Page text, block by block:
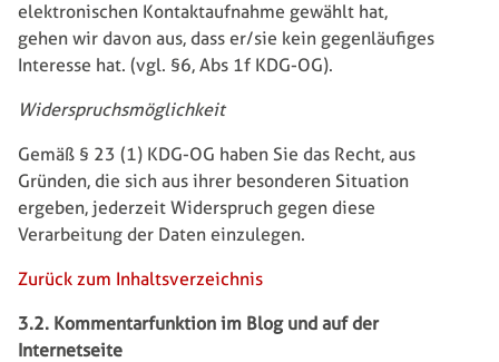
elektronischen Kontaktaufnahme gewählt hat,
gehen wir davon aus, dass er/sie kein gegenläufiges
Interesse hat. (vgl. §6, Abs 1f KDG-OG).
Widerspruchsmöglichkeit
Gemäß § 23 (1) KDG-OG haben Sie das Recht, aus
Gründen, die sich aus ihrer besonderen Situation
ergeben, jederzeit Widerspruch gegen diese
Verarbeitung der Daten einzulegen.
Zurück zum Inhaltsverzeichnis
3.2. Kommentarfunktion im Blog und auf der
Internetseite